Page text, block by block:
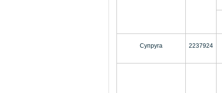
Супруга 2237924